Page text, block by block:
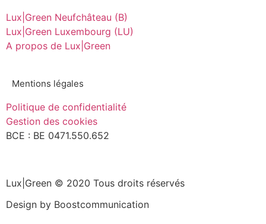
Lux|Green Neufchâteau (B)
Lux|Green Luxembourg (LU)
A propos de Lux|Green
Mentions légales
Politique de confidentialité
Gestion des cookies
BCE : BE 0471.550.652
Lux|Green © 2020 Tous droits réservés
Design by Boostcommunication